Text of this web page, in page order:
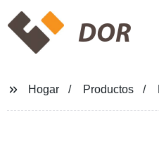
DOR
Hogar Productos